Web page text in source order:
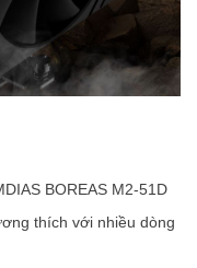
BOREAS M2-51D
thích với nhiều dòng